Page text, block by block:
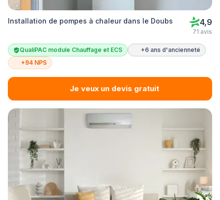
Installation de pompes à chaleur dans le Doubs 4,9
71 avis
QualiPAC module Chauffage et ECS
+6 ans d'ancienneté
+94 NPS
Je veux un devis gratuit